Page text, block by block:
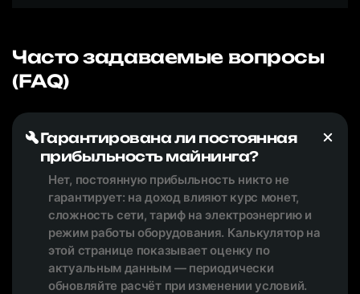
Часто задаваемые вопросы
(FAQ)
Гарантирована ли постоянная
прибыльность майнинга?
Нет, постоянную прибыльность никто не
гарантирует: на доход влияют курс монет,
сложность сети, тариф на электроэнергию и
режим работы оборудования. Калькулятор на
этой странице показывает оценку по
актуальным данным — периодически
обновляйте расчёт при изменении условий.